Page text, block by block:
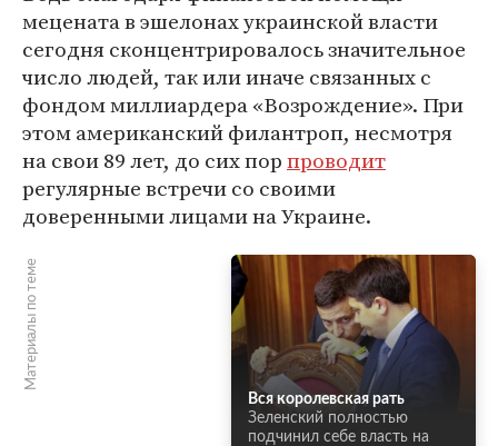
мецената в эшелонах украинской власти
сегодня сконцентрировалось значительное
число людей, так или иначе связанных с
фондом миллиардера «Возрождение». При
этом американский филантроп, несмотря
на свои 89 лет, до сих порпроводит
регулярные встречи со своими
доверенными лицами на Украине.
Материалы по теме
Вся королевская рать
Зеленский полностью
подчинил себе власть на